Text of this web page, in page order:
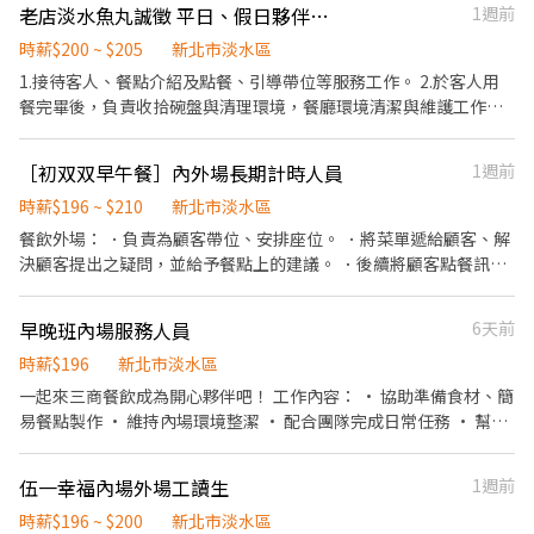
牌禮卷 讓生日更有溫度 你過節我共歡，重要節慶我們提供你福利禮
券 好好與家人歡慶 你旅遊我贊助，每年職福會提供你旅遊津貼 好好
享受幸福人生 ◎ 詳細工作時間於面試時告知
老店淡水魚丸誠徵 平日、假日夥伴（無純假日班），長期兼職二度就業佳
1週前
時薪$200 ~ $205
新北市淡水區
1.接待客人、餐點介紹及點餐、引導帶位等服務工作。 2.於客人用
餐完畢後，負責收拾碗盤與清理環境，餐廳環境清潔與維護工作。
期上班者請勿投。 7. 目前沒有純假日班，需要配合平日及假日排班
時間。
［初双双早午餐］內外場長期計時人員
1週前
時薪$196 ~ $210
新北市淡水區
餐飲外場： ．負責為顧客帶位、安排座位。 ．將菜單遞給顧客、解
決顧客提出之疑問，並給予餐點上的建議。 ．後續將顧客點餐訊息
作環境、設備和餐具。 ．準備不同餐點所需要的食材。 ．協助測量
食材的容量與重量。 ．打包外帶服務。 餐飲內場 ．擔任廚師的助
手，處理烹飪前與烹飪中之準備工作與其他餐廳相關事務。 ．負責
洗、削各種食材。 ．負責清理工作環境、設備和餐具。 ．準備不同
數至少要3~4天
早晚班內場服務人員
6天前
時薪$196
新北市淡水區
一起來三商餐飲成為開心夥伴吧！ 工作內容： • 協助準備食材、簡
易餐點製作 • 維持內場環境整潔 • 配合團隊完成日常任務 • 幫助
係，帶著好心情勇敢投遞，讓我們一起成長！
伍一幸福內場外場工讀生
1週前
時薪$196 ~ $200
新北市淡水區